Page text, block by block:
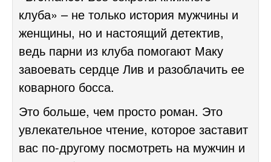
клуба» – не только история мужчины и
женщины, но и настоящий детектив,
ведь парни из клуба помогают Маку
завоевать сердце Лив и разоблачить ее
коварного босса.
Это больше, чем просто роман. Это
увлекательное чтение, которое заставит
вас по-другому посмотреть на мужчин и